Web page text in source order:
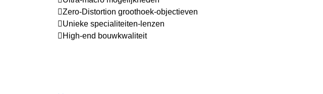
Zero-Distortion groothoek-objectieven
Unieke specialiteiten-lenzen
High-end bouwkwaliteit